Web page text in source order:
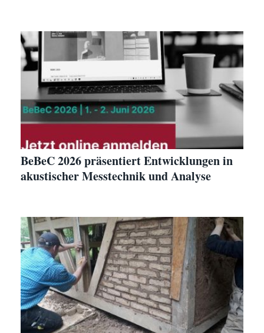
BeBeC 2026 präsentiert Entwicklungen in
akustischer Messtechnik und Analyse